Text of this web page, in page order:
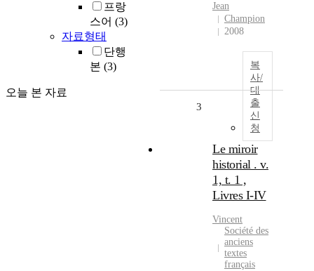
프랑
스어 (3)
자료형태
단행
본 (3)
오늘 본 자료
Jean
Champion
2008
복
사/
대
출
신
청
3
Le miroir
historial . v.
1, t. 1 ,
Livres I-IV
Vincent
Société des
anciens
textes
français